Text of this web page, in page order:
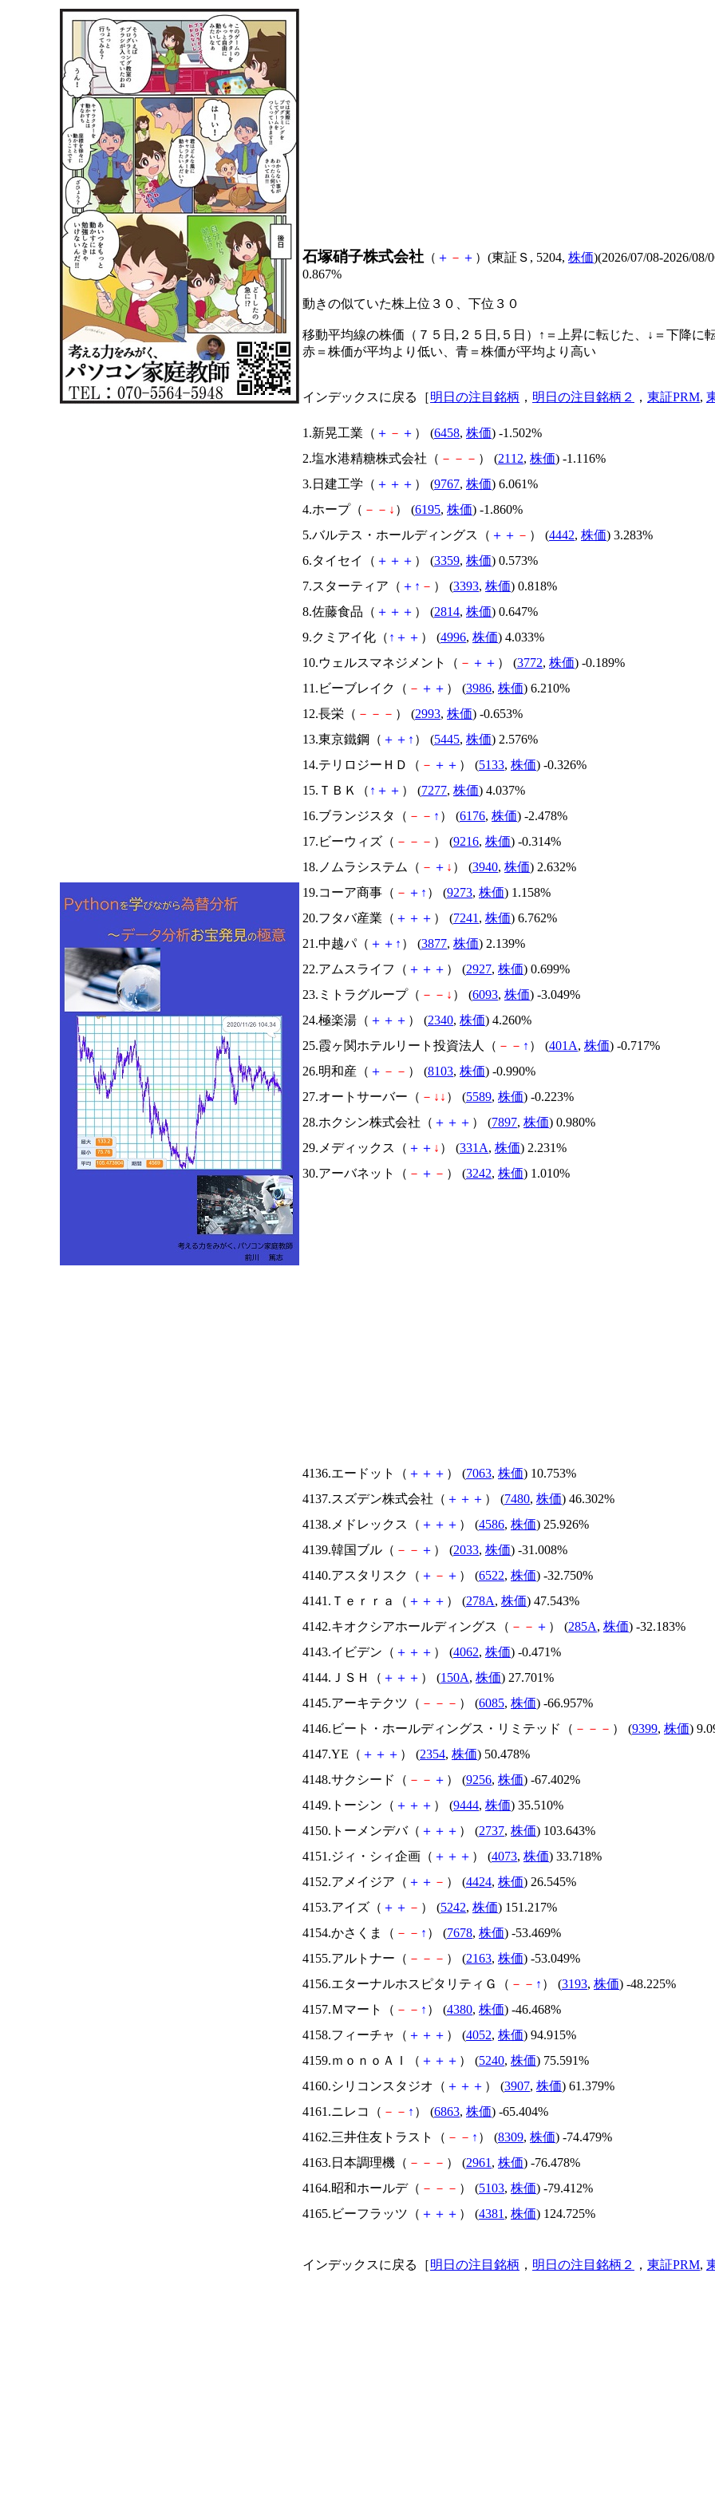
石塚硝子株式会社 （ ＋ － ＋ ）(東証Ｓ, 5204, 株価)(2026/07/08-2026/08/
0.867%
動きの似ていた株上位３０、下位３０
移動平均線の株価（７５日,２５日,５日）↑＝上昇に転じた、↓＝下降に
赤＝株価が平均より低い、青＝株価が平均より高い
インデックスに戻る［明日の注目銘柄 ， 明日の注目銘柄２ ， 東証PRM,
1.新晃工業（ ＋ － ＋ ） (6458, 株価) -1.502%
2.塩水港精糖株式会社（ － － － ） (2112, 株価) -1.116%
3.日建工学（ ＋ ＋ ＋ ） (9767, 株価) 6.061%
4.ホープ（ － － ↓ ） (6195, 株価) -1.860%
5.バルテス・ホールディングス（ ＋ ＋ － ） (4442, 株価) 3.283%
6.タイセイ（ ＋ ＋ ＋ ） (3359, 株価) 0.573%
7.スターティア（ ＋ ↑ － ） (3393, 株価) 0.818%
8.佐藤食品（ ＋ ＋ ＋ ） (2814, 株価) 0.647%
9.クミアイ化（ ↑ ＋ ＋ ） (4996, 株価) 4.033%
10.ウェルスマネジメント（ － ＋ ＋ ） (3772, 株価) -0.189%
11.ビーブレイク（ － ＋ ＋ ） (3986, 株価) 6.210%
12.長栄（ － － － ） (2993, 株価) -0.653%
13.東京鐵鋼（ ＋ ＋ ↑ ） (5445, 株価) 2.576%
14.テリロジーＨＤ（ － ＋ ＋ ） (5133, 株価) -0.326%
15.ＴＢＫ（ ↑ ＋ ＋ ） (7277, 株価) 4.037%
16.ブランジスタ（ － － ↑ ） (6176, 株価) -2.478%
17.ビーウィズ（ － － － ） (9216, 株価) -0.314%
18.ノムラシステム（ － ＋ ↓ ） (3940, 株価) 2.632%
19.コーア商事（ － ＋ ↑ ） (9273, 株価) 1.158%
20.フタバ産業（ ＋ ＋ ＋ ） (7241 , 株価) 6.762%
21.中越パ（ ＋ ＋ ↑ ） (3877, 株価) 2.139%
22.アムスライフ（ ＋ ＋ ＋ ） (2927, 株価) 0.699%
23.ミトラグループ（ － － ↓ ） (6093, 株価) -3.049%
24.極楽湯（ ＋ ＋ ＋ ） (2340, 株価) 4.260%
25.霞ヶ関ホテルリート投資法人（ － － ↑ ） (401A, 株価) -0.717%
26.明和産（ ＋ － － ） (8103, 株価) -0.990%
27.オートサーバー（ － ↓ ↓ ） (5589, 株価) -0.223%
28.ホクシン株式会社（ ＋ ＋ ＋ ） (7897, 株価) 0.980%
29.メディックス（ ＋ ＋ ↓ ） (331A, 株価) 2.231%
30.アーバネット（ － ＋ － ） (3242, 株価) 1.010%
4136.エードット（ ＋ ＋ ＋ ） (7063, 株価) 10.753%
4137.スズデン株式会社（ ＋ ＋ ＋ ） (7480, 株価) 46.302%
4138.メドレックス（ ＋ ＋ ＋ ） (4586, 株価) 25.926%
4139.韓国ブル（ － － ＋ ） (2033, 株価) -31.008%
4140.アスタリスク（ ＋ － ＋ ） (6522, 株価) -32.750%
4141.Ｔｅｒｒａ（ ＋ ＋ ＋ ） (278A, 株価) 47.543%
4142.キオクシアホールディングス（ － － ＋ ） (285A, 株価) -32.183%
4143.イビデン（ ＋ ＋ ＋ ） (4062, 株価) -0.471%
4144.ＪＳＨ（ ＋ ＋ ＋ ） (150A, 株価) 27.701%
4145.アーキテクツ（ － － － ） (6085, 株価) -66.957%
4146.ビート・ホールディングス・リミテッド（ － － － ） (9399, 株価)
4147.YE（ ＋ ＋ ＋ ） (2354, 株価) 50.478%
4148.サクシード（ － － ＋ ） (9256, 株価) -67.402%
4149.トーシン（ ＋ ＋ ＋ ） (9444, 株価) 35.510%
4150.トーメンデバ（ ＋ ＋ ＋ ） (2737, 株価) 103.643%
4151.ジィ・シィ企画（ ＋ ＋ ＋ ） (4073, 株価) 33.718%
4152.アメイジア（ ＋ ＋ － ） (4424, 株価) 26.545%
4153.アイズ（ ＋ ＋ － ） (5242, 株価) 151.217%
4154.かさくま（ － － ↑ ） (7678, 株価) -53.469%
4155.アルトナー（ － － － ） (2163, 株価) -53.049%
4156.エターナルホスピタリティＧ（ － － ↑ ） (3193, 株価) -48.225%
4157.Ｍマート（ － － ↑ ） (4380, 株価) -46.468%
4158.フィーチャ（ ＋ ＋ ＋ ） (4052, 株価) 94.915%
4159.ｍｏｎｏＡＩ（ ＋ ＋ ＋ ） (5240, 株価) 75.591%
4160.シリコンスタジオ（ ＋ ＋ ＋ ） (3907, 株価) 61.379%
4161.ニレコ（ － － ↑ ） (6863, 株価) -65.404%
4162.三井住友トラスト（ － － ↑ ） (8309, 株価) -74.479%
4163.日本調理機（ － － － ） (2961 , 株価) -76.478%
4164.昭和ホールデ（ － － － ） (5103, 株価) -79.412%
4165.ビーフラッツ（ ＋ ＋ ＋ ） (4381 , 株価) 124.725%
インデックスに戻る［明日の注目銘柄 ， 明日の注目銘柄２ ， 東証PRM,